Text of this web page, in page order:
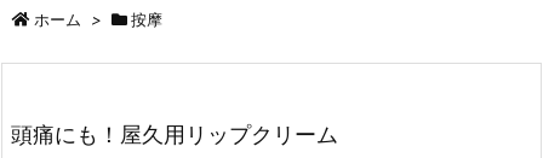
ホーム > 按摩
頭痛にも！屋久用リップクリーム